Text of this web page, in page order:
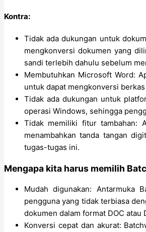
Kontra:
Tidak ada dukungan untuk
mengkonversi dokumen yang
sandi terlebih dahulu sebelum
Membutuhkan Microsoft Word:
untuk dapat mengkonversi
Tidak ada dukungan untuk
operasi Windows, sehingga
Tidak memiliki fitur tambahan:
menambahkan tanda tangan
tugas-tugas ini.
Mengapa kita harus memilih
Mudah digunakan: Antarmuka
pengguna yang tidak terbiasa
dokumen dalam format DOC atau
Konversi cepat dan akurat: